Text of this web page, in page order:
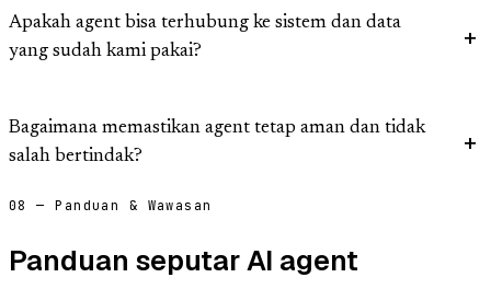
Apakah agent bisa terhubung ke sistem dan data
yang sudah kami pakai?
Bagaimana memastikan agent tetap aman dan tidak
salah bertindak?
08 — Panduan & Wawasan
Panduan seputar AI agent